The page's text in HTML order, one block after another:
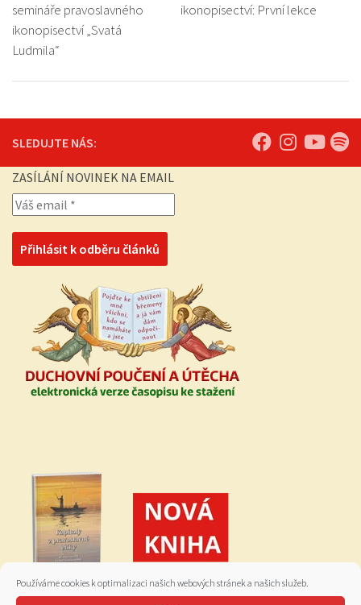
Používáme cookies k optimalizaci našich webových stránek a našich služeb.
semináře pravoslavného
ikonopisectví „Svatá
Ludmila“
ikonopisectví: První lekce
SLEDUJTE NÁS:
ZASÍLÁNÍ NOVINEK NA EMAIL